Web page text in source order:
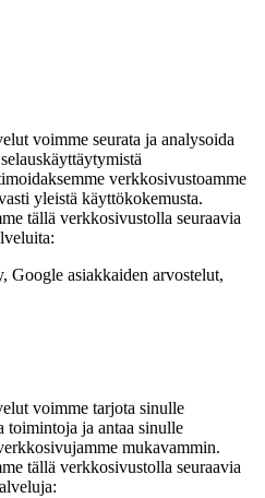
voimme seurata ja analysoida
verkkosivustoamme
yleistä käyttökokemusta.
tällä verkkosivustolla seuraavia
Google asiakkaiden arvostelut,
voimme tarjota sinulle
toimintoja ja antaa sinulle
mukavammin.
tällä verkkosivustolla seuraavia